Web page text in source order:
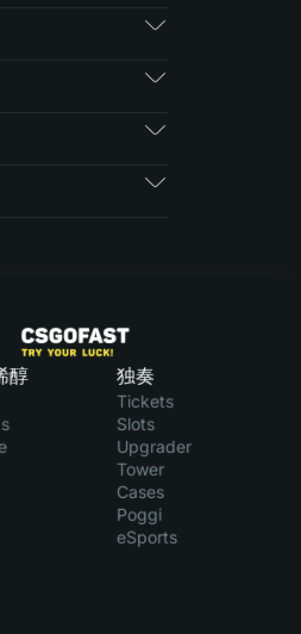
醇 独奏
Tickets
Slots
Upgrader
Tower
Cases
Poggi
eSports